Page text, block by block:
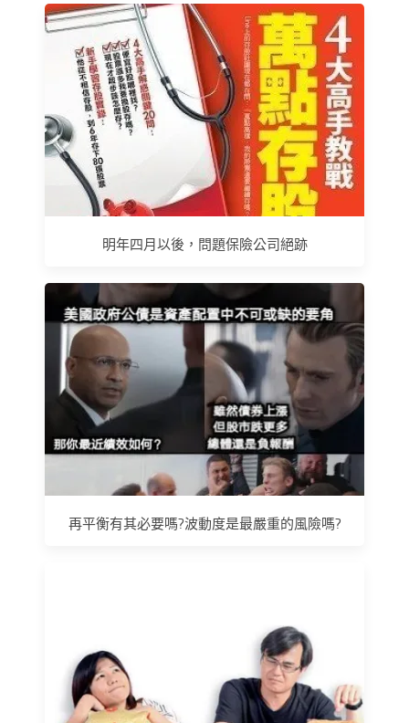
明年四月以後，問題保險公司絕跡
再平衡有其必要嗎?波動度是最嚴重的風險嗎?